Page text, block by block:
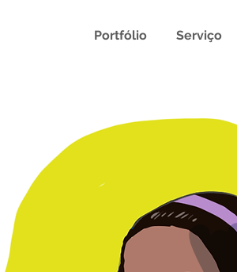
Portfólio Serviço